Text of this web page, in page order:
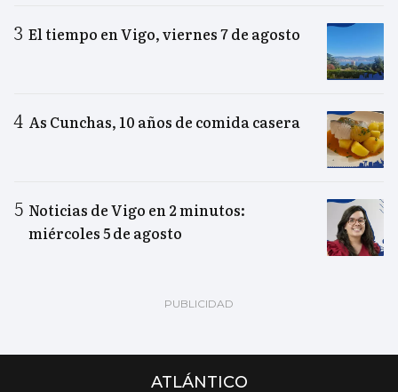
El tiempo en Vigo, viernes 7 de agosto
As Cunchas, 10 años de comida casera
Noticias de Vigo en 2 minutos:
miércoles 5 de agosto
ATLÁNTICO